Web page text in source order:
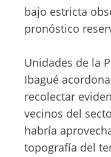
bajo estricta
pronóstico
Unidades de la
Ibagué
recolectar
vecinos del
habría
topografía del